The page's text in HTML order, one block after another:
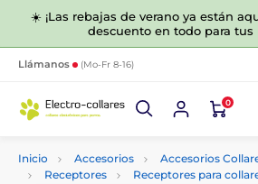
☀️ ¡Las rebajas de verano ya están
descuento en todo para tus
Llámanos (Mo-Fr 8-16)
0
Inicio Accesorios
Accesorios
Receptores
Receptores para